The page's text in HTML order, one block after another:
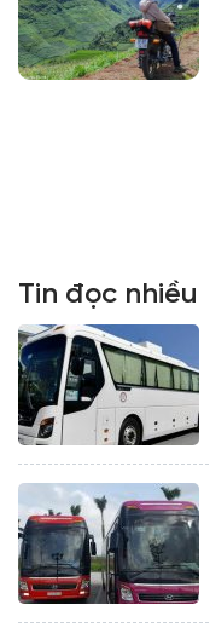
Tin đọc nhiều